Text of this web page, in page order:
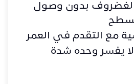
الغضروف بدون وصول
مع التقدم في العمر
لا يفسر وحده شدة